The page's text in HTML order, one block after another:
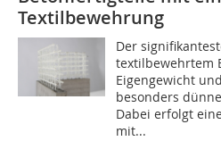
Textilbewehrung
Der
textilbewehrtem
Eigengewicht
besonders
Dabei erfolgt
mit...